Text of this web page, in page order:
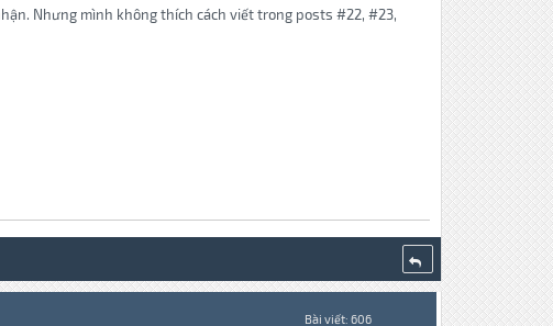
Nhưng mình không thích cách viết trong posts #22, #23,
Bài viết: 606